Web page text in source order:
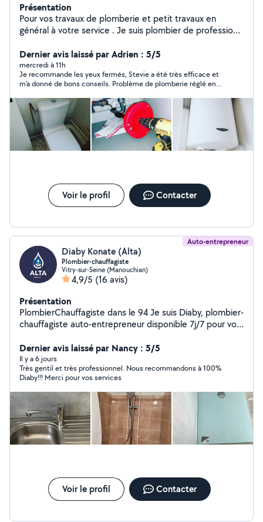
Présentation
Pour vos travaux de plomberie et petit travaux en
général à votre service . Je suis plombier de profession
effectuer sur mon profil. Mon numéro est disponible sur
mon profil si je ne suis pas dans votre zone
Dernier avis laissé par Adrien : 5/5
mercredi à 11h
Je recommande les yeux fermés, Stevie a été très efficace et
m’a donné de bons conseils. Problème de plomberie réglé en
Voir le profil Contacter
Auto-entrepreneur
Diaby Konate (Alta)
Plombier-chauffagiste
Vitry-sur-Seine (Manouchian)
4,9/5 (16 avis)
Présentation
PlombierChauffagiste dans le 94 Je suis Diaby, plombier-
chauffagiste auto-entrepreneur disponible 7j/7 pour vos
douches Chauffe-eau, radiateurs, chaudières
Installations, réparations, entretiens Petits travaux et
urgences plomberie-chauffage Intervention rapide,
travail propre et devis gratuit. Sérieux, ponctuel et à
l'écoute, j'interviens sur la région parisienne Réponse
rapide sur AlloVoisins Satisfaction garantie mes clients
sont ma meilleure publicité !
Dernier avis laissé par Nancy : 5/5
Il y a 6 jours
Très gentil et très professionnel. Nous recommandons à 100%
Diaby!!! Merci pour vos services
Voir le profil Contacter